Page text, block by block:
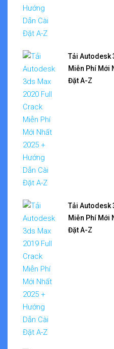
Tải Autodesk
Miễn Phí Mới
Đặt A-Z
Tải Autodesk
Miễn Phí Mới
Đặt A-Z